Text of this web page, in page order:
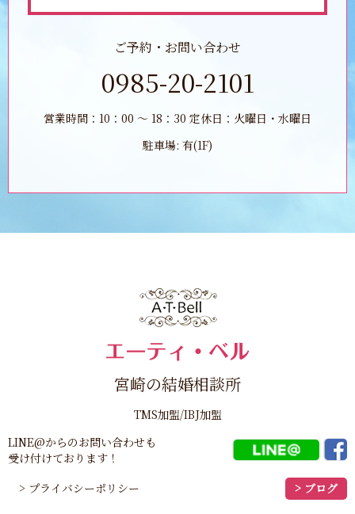
ご予約・お問い合わせ
0985-20-2101
営業時間：10：00 ～ 18：30 定休日：火曜日・水曜日
駐車場: 有(1F)
宮崎の結婚相談所
TMS加盟/IBJ加盟
LINE@からのお問い合わせも
受け付けております！
> プライバシーポリシー
> ブログ